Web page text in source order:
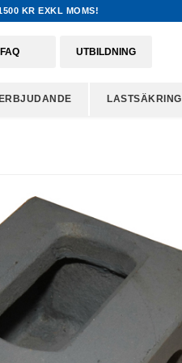
KR EXKL MOMS!
FAQ UTBILDNING
ERBJUDANDE LASTSÄKRING